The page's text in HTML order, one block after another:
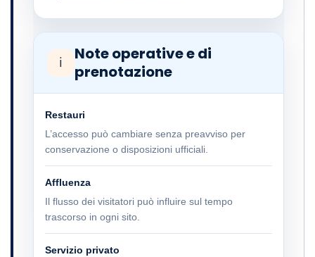
ℹ
Note operative e di
prenotazione
Restauri
L’accesso può cambiare senza preavviso per
conservazione o disposizioni ufficiali.
Affluenza
Il flusso dei visitatori può influire sul tempo
trascorso in ogni sito.
Servizio privato